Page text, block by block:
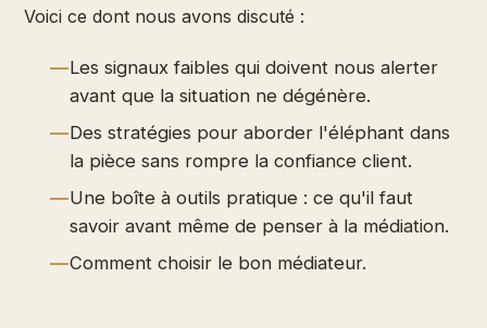
Voici ce dont nous avons discuté :
Les signaux faibles qui doivent nous alerter
avant que la situation ne dégénère.
Des stratégies pour aborder l'éléphant dans
la pièce sans rompre la confiance client.
Une boîte à outils pratique : ce qu'il faut
savoir avant même de penser à la médiation.
Comment choisir le bon médiateur.